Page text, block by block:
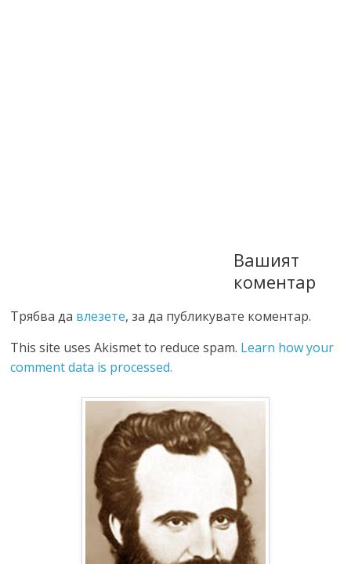
Вашият
коментар
Трябва да влезете, за да публикувате коментар.
This site uses Akismet to reduce spam. Learn how your
comment data is processed.